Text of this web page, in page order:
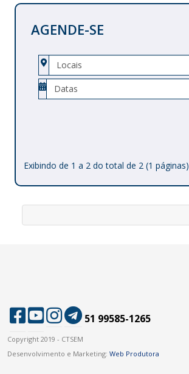
AGENDE-SE
Exibindo de 1 a 2 do total de 2 (1 páginas)
51 99585-1265
Copyright 2019 - CTSEM
Desenvolvimento e Marketing: Web Produtora